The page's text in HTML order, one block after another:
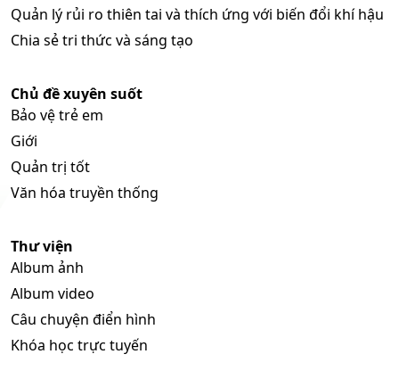
Quản lý rủi ro thiên tai và thích ứng với biến đổi khí hậu
Chia sẻ tri thức và sáng tạo
Chủ đề xuyên suốt
Bảo vệ trẻ em
Giới
Quản trị tốt
Văn hóa truyền thống
Thư viện
Album ảnh
Album video
Câu chuyện điển hình
Khóa học trực tuyến